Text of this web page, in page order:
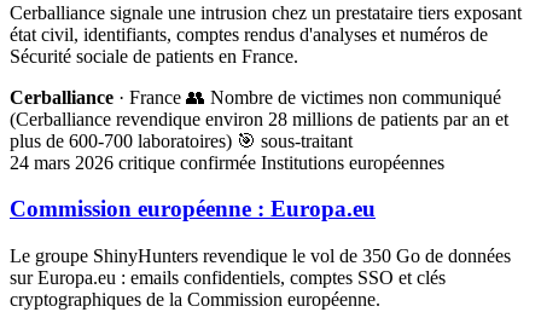
Cerballiance signale une intrusion chez un prestataire tiers exposant
état civil, identifiants, comptes rendus d'analyses et numéros de
Sécurité sociale de patients en France.
Cerballiance · France 👥 Nombre de victimes non communiqué
(Cerballiance revendique environ 28 millions de patients par an et
plus de 600-700 laboratoires) 🎯 sous-traitant
24 mars 2026 critique confirmée Institutions européennes
Commission européenne : Europa.eu
Le groupe ShinyHunters revendique le vol de 350 Go de données
sur Europa.eu : emails confidentiels, comptes SSO et clés
cryptographiques de la Commission européenne.